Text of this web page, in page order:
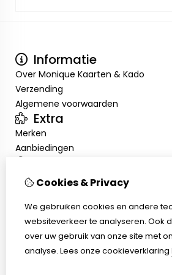
Informatie
Over Monique Kaarten & Kado
Verzending
Algemene voorwaarden
Extra
Merken
Aanbiedingen
Inloggen
Nieuwsbrief
Klantenservice
Contact
Sitemap
Cookies & Privacy
We gebruiken cookies en andere
websiteverkeer te analyseren. Ook
over uw gebruik van onze site met
analyse. Lees onze cookieverklaring